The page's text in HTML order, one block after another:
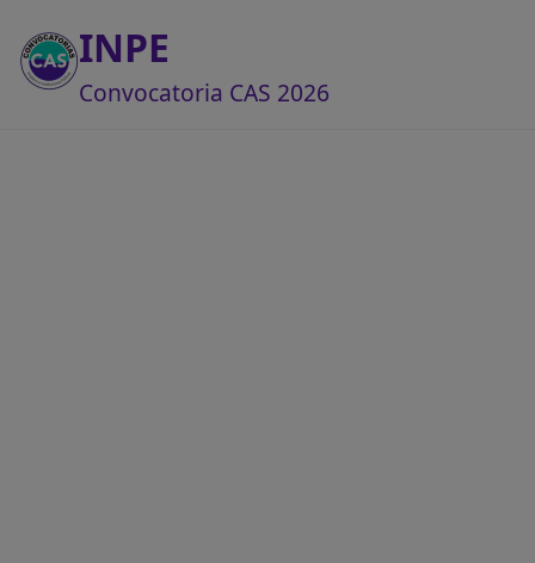
INPE
Convocatoria CAS 2026